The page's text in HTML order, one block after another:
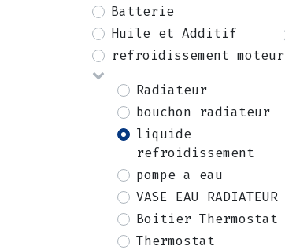
Batterie
Huile et Additif
refroidissement moteur
Radiateur
bouchon radiateur
liquide
refroidissement
pompe a eau
VASE EAU RADIATEUR
Boitier Thermostat
Thermostat